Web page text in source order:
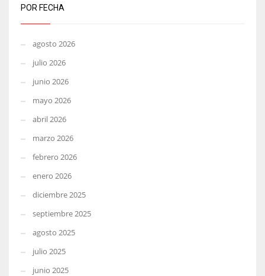
POR FECHA
agosto 2026
julio 2026
junio 2026
mayo 2026
abril 2026
marzo 2026
febrero 2026
enero 2026
diciembre 2025
septiembre 2025
agosto 2025
julio 2025
junio 2025